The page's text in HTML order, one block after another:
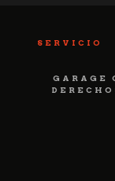
SERVICIO
GARAGE